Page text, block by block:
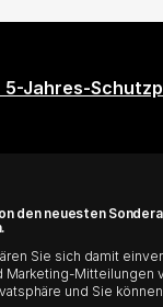
5-Jahres-
den neuesten
Sie sich damit
Marketing-Mitteilungen
und Sie